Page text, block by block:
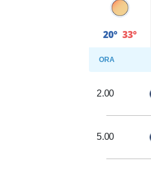
20° 33°
ORA
2.00
5.00